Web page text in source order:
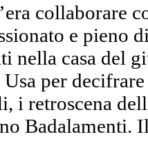
collaborare
e pieno
nella casa del
per
i retroscena
Badalamenti.